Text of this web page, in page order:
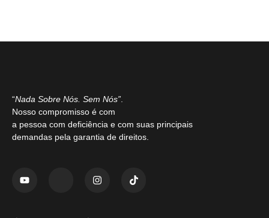
“Nada Sobre Nós. Sem Nós”
Nosso compromisso é com
a pessoa com deficiência e com suas principais
demandas pela garantia de direitos.